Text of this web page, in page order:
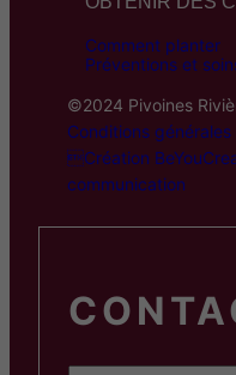
Comment planter
Préventions et
©2024 Pivoines
Conditions
Création
communication